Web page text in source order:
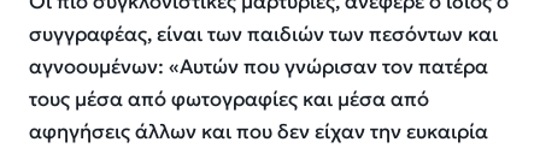
συγγραφέας, είναι των παιδιών των πεσόντων και
αγνοουμένων: «Αυτών που γνώρισαν τον πατέρα
τους μέσα από φωτογραφίες και μέσα από
αφηγήσεις άλλων και που δεν είχαν την ευκαιρία